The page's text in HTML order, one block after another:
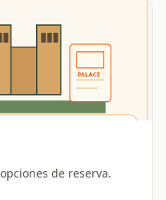
de reserva.